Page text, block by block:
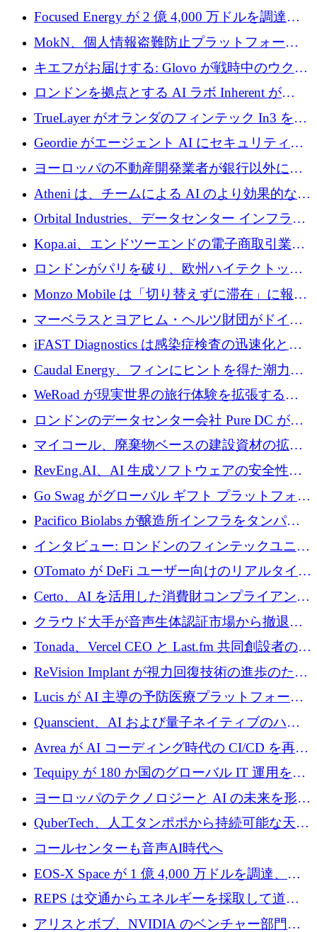
事業を開始
Focused Energy が 2 億 4,000 万ドルを調達、
TrueLayer が In3 を買収、ロンドンが首位の座
を奪還
MokN、個人情報盗難防止プラットフォーム
の成長のためにシリーズ A で 1,500 万ドルを
調達
キエフがお届けする: Glovo が戦時中のウクラ
イナで最も急速に成長する市場の 1 つをどの
ように拡大したか
ロンドンを拠点とする AI ラボ Inherent が
5,000 万ドルの資金調達でステルスから浮上
TrueLayer がオランダのフィンテック In3 を買
収、チェックアウト時にクレジットを提供
Geordie がエージェント AI にセキュリティと
ガバナンスをもたらすために 3,000 万ドルを
ヨーロッパの不動産開発業者が銀行以外にも
目を向けているため、InRentoの資金調達額は
1億ユーロを突破
Atheni は、チームによる AI のより効果的な使
用を支援するために 35 万ポンドを確保
Orbital Industries、データセンター インフラス
トラクチャ システムの拡張に 5,000 万ドルを
確保
Kopa.ai、エンドツーエンドの電子商取引業務
用の AI エージェントを構築するために 200
万ユーロを調達
ロンドンがパリを破り、欧州ハイテクトップ
の座を奪還
Monzo Mobile は「切り替えずに滞在」に報酬
を与える
マーベラスとヨアヒム・ヘルツ財団がドイツ
の商業化ギャップを埋めるために2,000万ユー
ロのディープテック基金を立ち上げる
iFAST Diagnostics は感染症検査の迅速化と抗
菌薬耐性への取り組みに 500 万ポンドを寄付
Caudal Energy、フィンにヒントを得た潮力発
電技術の規模拡大に向けて 430 万ポンドを調
WeRoad が現実世界の旅行体験を拡張するた
めに 5,800 万ドルを獲得
ロンドンのデータセンター会社 Pure DC が欧
州と中東の拡張に 27 億ドルを確保
マイコール、廃棄物ベースの建設資材の拡大
に400万ポンドを投資
RevEng.AI、AI 生成ソフトウェアの安全性を
確保するために 1,500 万ドルを調達
Go Swag がグローバル ギフト プラットフォー
ムを拡大するために 500 万ドルを調達
Pacifico Biolabs が醸造所インフラをタンパク
質生産に転換するために 700 万ユーロを調達
インタビュー: ロンドンのフィンテックユニコ
ーン Tide の CEO、オリバー・プリル氏
OTomato が DeFi ユーザー向けのリアルタイム
インテリジェンス レイヤーを構築するために
Improbable から 200 万ドルを調達
Certo、AI を活用した消費財コンプライアンス
プラットフォームのために 400 万ドルを調達
クラウド大手が音声生体認証市場から撤退す
るなか、Voxmindが54万6,000ポンドのプレシ
ード資金を調達
Tonada、Vercel CEO と Last.fm 共同創設者の支
援を受けてステルス撤退
ReVision Implant が視力回復技術の進歩のため
に 400 万ユーロを確保
Lucis が AI 主導の予防医療プラットフォーム
を拡大するためにシリーズ A で 2,000 万ドル
を調達
Quanscient、AI および量子ネイティブのハー
ドウェア エンジニアリングを推進するために
1,000 万ユーロを調達
Avrea が AI コーディング時代の CI/CD を再発
明するために 470 万ドルをかけてステルスか
ら浮上
Tequipy が 180 か国のグローバル IT 運用を自
動化するために 300 万ユーロ以上を調達
ヨーロッパのテクノロジーと AI の未来を形作
る: イノベーション リーダーが Nexus
Luxembourg 2026 に集まる理由
QuberTech、人工タンポポから持続可能な天然
ゴムを開発するために 340 万ポンドを調達
コールセンターも音声AI時代へ
EOS-X Space が 1 億 4,000 万ドルを調達、
Mistral が Emmi AI を買収、Bliq がエストニア
での完全無人道路運営を承認
REPS は交通からエネルギーを採取して道路
を発電所に変えるために 2,360 万ドルを調達
アリスとボブ、NVIDIA のベンチャー部門か